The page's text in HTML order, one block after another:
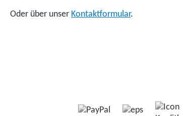
Oder über unser Kontaktformular.